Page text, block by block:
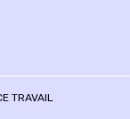
TRAVAIL